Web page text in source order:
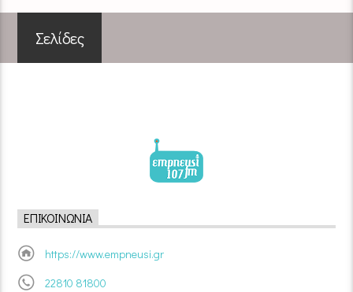
Σελίδες
ΕΠΙΚΟΙΝΩΝΊΑ
https://www.empneusi.gr
22810 81800